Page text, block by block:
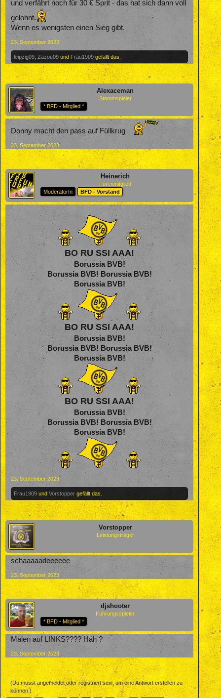
und verfährt noch für 30 € Sprit - das hat sich dann voll
gelohnt.
Wenn es wenigsten einen Sieg gibt.
23. September 2023
leipzig09 Zazou09 und Frau1909 gefällt das.
Alexaceman
Stammspieler
* BFD - Mitglied *
Donny macht den pass auf Füllkrug
23. September 2023
Heinerich
Forenmitglied
ModeratorIn
BFD - Vorstand
BO RU SSI AAA!
Borussia BVB!
Borussia BVB! Borussia BVB!
Borussia BVB!
BO RU SSI AAA!
Borussia BVB!
Borussia BVB! Borussia BVB!
Borussia BVB!
BO RU SSI AAA!
Borussia BVB!
Borussia BVB! Borussia BVB!
Borussia BVB!
23. September 2023
Frau1909 und Vorstopper gefällt das.
Vorstopper
Leistungsträger
schaaaaadeeeeee
23. September 2023
djshooter
Führungsspieler
* BFD - Mitglied *
Malen auf LINKS???? Häh ?
23. September 2023
(Du musst angemeldet oder registriert sein, um eine Antwort erstellen zu
können.)